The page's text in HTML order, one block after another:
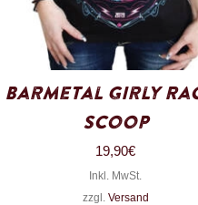
Barmetal Girly
Scoop
19,90€
Inkl. MwSt.
zzgl. Versand